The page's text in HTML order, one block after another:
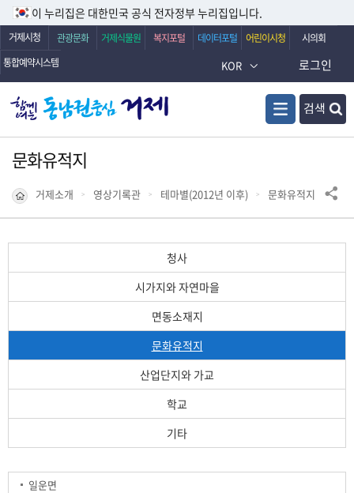
이 누리집은 대한민국 공식 전자정부 누리집입니다.
거제시청 관광문화 거제식물원 복지포털 데이터포털 어린이시청
시의회
통합예약시스템
KOR
검색
로그인
문화유적지
거제소개 영상기록관 테마별(2012년 이후) 문화유적지
청사
시가지와 자연마을
면동소재지
문화유적지
산업단지와 가교
학교
기타
일운면